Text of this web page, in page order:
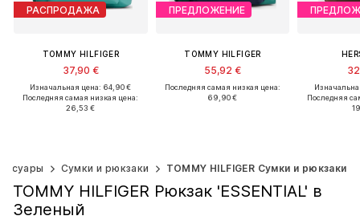
РАСПРОДАЖА
TOMMY HILFIGER
37,90 €
Изначальная цена: 64,90 €
Последняя самая низкая цена:
26,53 €
ПРЕДЛОЖЕНИЕ
TOMMY HILFIGER
55,92 €
Последняя самая низкая цена:
69,90 €
Последняя
Сумки и рюкзаки TOMMY HILFIGER Сумки и рюкзаки
TOMMY HILFIGER Рюкзак 'ESSENTIAL' в
Зеленый